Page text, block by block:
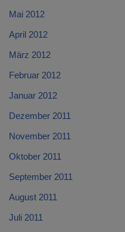
Mai 2012
April 2012
März 2012
Februar 2012
Januar 2012
Dezember 2011
November 2011
Oktober 2011
September 2011
August 2011
Juli 2011